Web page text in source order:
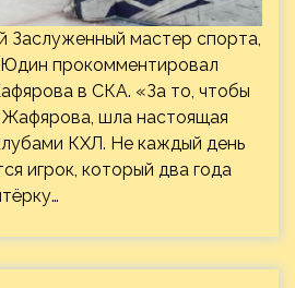
Заслуженный мастер спорта,
прокомментировал
в СКА. «За то, чтобы
шла настоящая
КХЛ. Не каждый день
игрок, который два года